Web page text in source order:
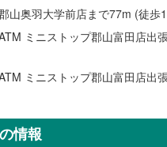
山奥羽大学前店まで77m (徒歩
ミニストップ郡山富田店出
ミニストップ郡山富田店出
情報